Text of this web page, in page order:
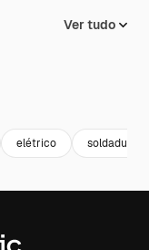
Ver tudo
elétrico soldadura